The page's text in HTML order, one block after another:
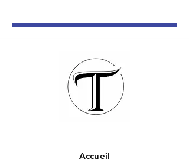
Accueil